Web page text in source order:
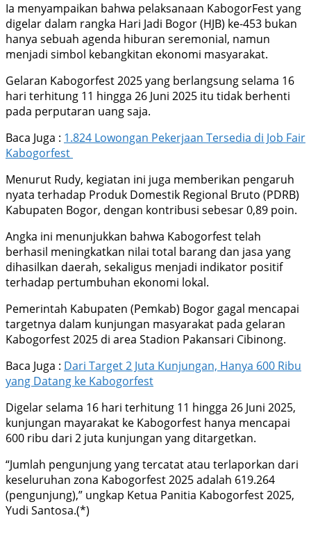
Ia menyampaikan bahwa pelaksanaan KabogorFest yang
digelar dalam rangka Hari Jadi Bogor (HJB) ke-453 bukan
hanya sebuah agenda hiburan seremonial, namun
menjadi simbol kebangkitan ekonomi masyarakat.
Gelaran Kabogorfest 2025 yang berlangsung selama 16
hari terhitung 11 hingga 26 Juni 2025 itu tidak berhenti
pada perputaran uang saja.
Baca Juga : 1.824 Lowongan Pekerjaan Tersedia di Job Fair
Kabogorfest
Menurut Rudy, kegiatan ini juga memberikan pengaruh
nyata terhadap Produk Domestik Regional Bruto (PDRB)
Kabupaten Bogor, dengan kontribusi sebesar 0,89 poin.
Angka ini menunjukkan bahwa Kabogorfest telah
berhasil meningkatkan nilai total barang dan jasa yang
dihasilkan daerah, sekaligus menjadi indikator positif
terhadap pertumbuhan ekonomi lokal.
Pemerintah Kabupaten (Pemkab) Bogor gagal mencapai
targetnya dalam kunjungan masyarakat pada gelaran
Kabogorfest 2025 di area Stadion Pakansari Cibinong.
Baca Juga : Dari Target 2 Juta Kunjungan, Hanya 600 Ribu
yang Datang ke Kabogorfest
Digelar selama 16 hari terhitung 11 hingga 26 Juni 2025,
kunjungan mayarakat ke Kabogorfest hanya mencapai
600 ribu dari 2 juta kunjungan yang ditargetkan.
“Jumlah pengunjung yang tercatat atau terlaporkan dari
keseluruhan zona Kabogorfest 2025 adalah 619.264
(pengunjung),” ungkap Ketua Panitia Kabogorfest 2025,
Yudi Santosa.(*)